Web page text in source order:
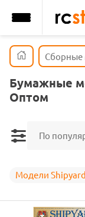
Сборные
Бумажные
Оптом
По
Модели Shipyard